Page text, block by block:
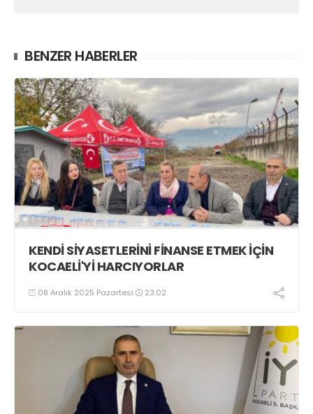
BENZER HABERLER
KENDİ SİYASETLERİNİ FİNANSE ETMEK İÇİN
KOCAELİ'Yİ HARCIYORLAR
08 Aralık 2025 Pazartesi 23:02